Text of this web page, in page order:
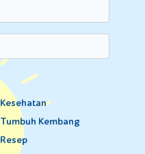
Kesehatan
Tumbuh Kembang
Resep